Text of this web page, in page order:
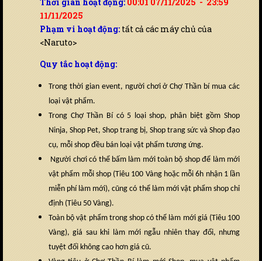
11/11/2025
Phạm vi hoạt động: tất cả các máy chủ của
<Naruto>
Quy tắc hoạt động:
Trong thời gian event, người chơi ở Chợ Thần bí mua các
loại vật phẩm.
Trong Chợ Thần Bí có 5 loại shop, phân biệt gồm Shop
Ninja, Shop Pet, Shop trang bị, Shop trang sức và Shop đạo
cụ, mỗi shop đều bán loại vật phẩm tương ứng.
Người chơi có thể bấm làm mới toàn bộ shop để làm mới
vật phẩm mỗi shop (Tiêu 100 Vàng hoặc mỗi 6h nhận 1 lần
miễn phí làm mới), cũng có thể làm mới vật phẩm shop chỉ
định (Tiêu 50 Vàng).
Toàn bộ vật phẩm trong shop có thể làm mới giá (Tiêu 100
Vàng), giá sau khi làm mới ngẫu nhiên thay đổi, nhưng
tuyệt đối không cao hơn giá cũ.